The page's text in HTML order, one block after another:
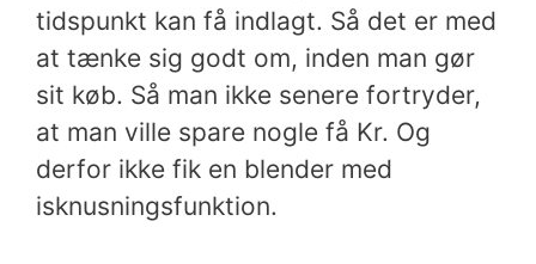
tidspunkt kan få indlagt. Så det er med
at tænke sig godt om, inden man gør
sit køb. Så man ikke senere fortryder,
at man ville spare nogle få Kr. Og
derfor ikke fik en blender med
isknusningsfunktion.